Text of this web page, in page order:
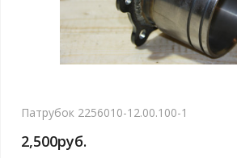
Патрубок 2256010-12.00.100-1
2,500руб.